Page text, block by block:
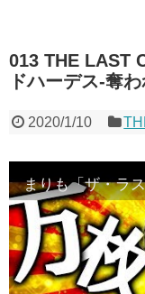
013 THE LAST
ドハーデス‐奪
2020/1/10